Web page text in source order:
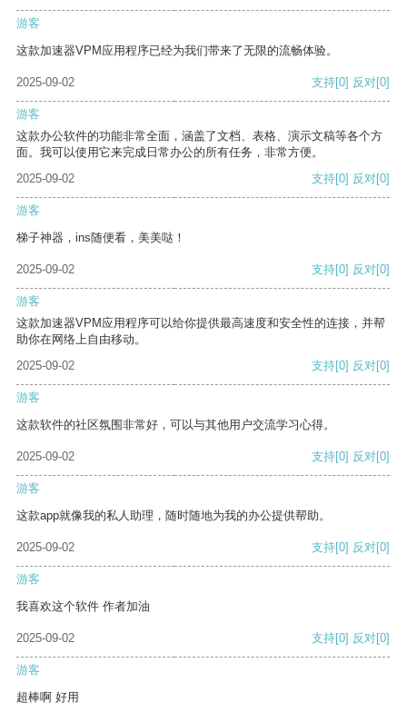
游客
这款加速器VPM应用程序已经为我们带来了无限的流畅体验。
2025-09-02 支持[0] 反对[0]
游客
这款办公软件的功能非常全面，涵盖了文档、表格、演示文稿等各个方
面。我可以使用它来完成日常办公的所有任务，非常方便。
2025-09-02
支持[0] 反对[0]
游客
梯子神器，ins随便看，美美哒！
2025-09-02 支持[0] 反对[0]
游客
这款加速器VPM应用程序可以给你提供最高速度和安全性的连接，并帮
助你在网络上自由移动。
2025-09-02
支持[0] 反对[0]
游客
这款软件的社区氛围非常好，可以与其他用户交流学习心得。
2025-09-02 支持[0] 反对[0]
游客
这款app就像我的私人助理，随时随地为我的办公提供帮助。
2025-09-02 支持[0] 反对[0]
游客
我喜欢这个软件 作者加油
2025-09-02 支持[0] 反对[0]
游客
超棒啊 好用